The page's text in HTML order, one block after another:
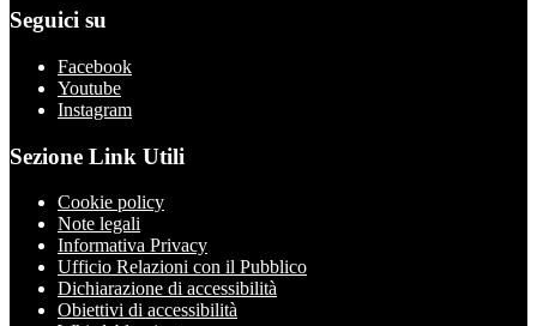
Seguici su
Facebook
Youtube
Instagram
Sezione Link Utili
Cookie policy
Note legali
Informativa Privacy
Ufficio Relazioni con il Pubblico
Dichiarazione di accessibilità
Obiettivi di accessibilità